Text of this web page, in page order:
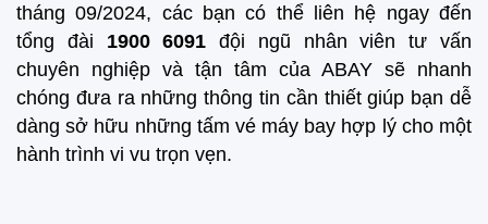
tháng 09/2024, các bạn có thể liên hệ ngay đến
tổng đài 1900 6091 đội ngũ nhân viên tư vấn
chuyên nghiệp và tận tâm của ABAY sẽ nhanh
chóng đưa ra những thông tin cần thiết giúp bạn dễ
dàng sở hữu những tấm vé máy bay hợp lý cho một
hành trình vi vu trọn vẹn.